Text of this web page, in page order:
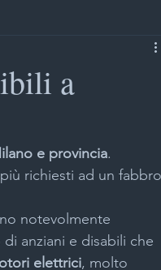
Inferriate di sicurezza
Installazione cancelli
a
e provincia.
richiesti ad un fabbro
notevolmente
anziani e disabili che
elettrici, molto